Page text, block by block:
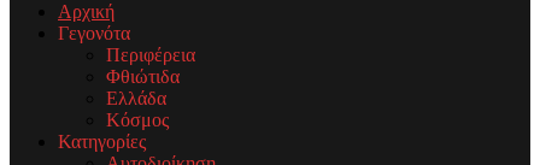
Αρχική
Γεγονότα
Περιφέρεια
Φθιώτιδα
Ελλάδα
Κόσμος
Κατηγορίες